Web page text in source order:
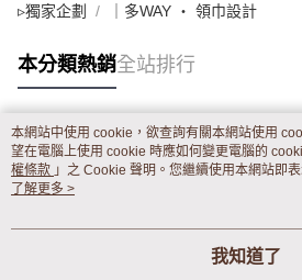
▹獨家企劃 ｜多WAY ‧ 領巾設計
本分類熱銷全站排行
熱門標籤
本網站中使用 cookie，欲查詢有關本網站使用
望在電腦上使用 cookie 時應如何變更電腦的
權條款 」之 Cookie 聲明。您繼續使用本網站即
用條款之 Cookie 聲明使用 cookie。
了解更多 >
我知道了